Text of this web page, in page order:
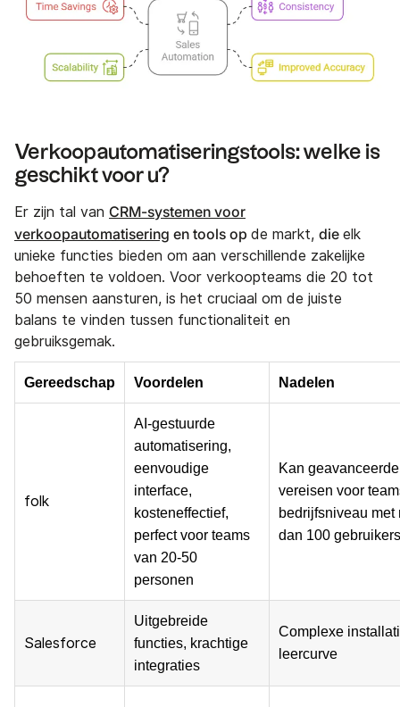
Verkoopautomatiseringstools: welke is
geschikt voor u?
Er zijn tal van CRM-systemen voor
verkoopautomatisering en tools op de markt, die elk
unieke functies bieden om aan verschillende zakelijke
behoeften te voldoen. Voor verkoopteams die 20 tot
50 mensen aansturen, is het cruciaal om de juiste
balans te vinden tussen functionaliteit en
gebruiksgemak.
Gereedschap Voordelen Nadelen
folk
AI-gestuurde
automatisering,
eenvoudige
interface,
kosteneffectief,
perfect voor teams
van 20-50
personen
Kan
vereisen voor
bedrijfsniveau met
dan 100 gebruikers
Salesforce
Uitgebreide
functies, krachtige
integraties
Complexe
leercurve